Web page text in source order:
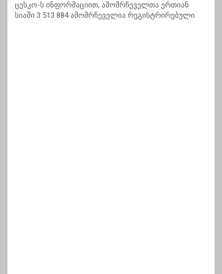
ცესკო-ს ინფორმაციით, ამომრჩეველთა ერთიან
სიაში 3 513 884 ამომრჩეველია რეგისტრირებული.